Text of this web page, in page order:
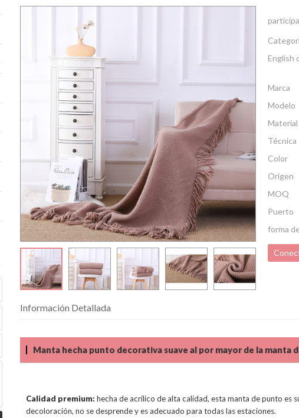
English
Marca
Modelo
Material
Técnica
Color
Origen
MOQ
Puerto
forma
Información Detallada
Manta hecha punto decorativa suave al por mayor de la manta
Calidad premium: hecha de acrílico de alta calidad, esta manta de punto es
decoloración, no se desprende y es adecuado para todas las estaciones.